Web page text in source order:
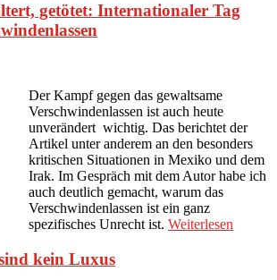
getötet: Internationaler Tag
Der Kampf gegen das gewaltsame
Verschwindenlassen ist auch heute
unverändert wichtig. Das berichtet der
Artikel unter anderem an den besonders
kritischen Situationen in Mexiko und dem
Irak. Im Gespräch mit dem Autor habe ich
auch deutlich gemacht, warum das
Verschwindenlassen ist ein ganz
spezifisches Unrecht ist. Weiterlesen
kein Luxus